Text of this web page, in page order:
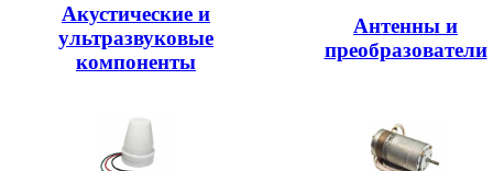
Акустические и
ультразвуковые
компоненты
Антенны и
преобразователи